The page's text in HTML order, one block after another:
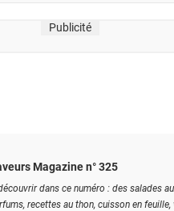
Publicité
Magazine n° 325
dans ce numéro : des salades
recettes au thon, cuisson en